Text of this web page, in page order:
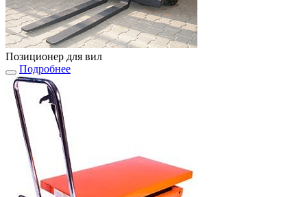
Позиционер для вил
Подробнее